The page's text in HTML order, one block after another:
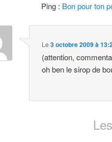
Ping : Bon pour ton
Le3 octobre 2009 à
(attention,
oh ben le sirop de